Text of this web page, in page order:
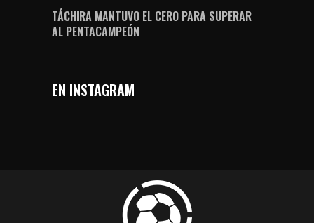
TÁCHIRA MANTUVO EL CERO PARA SUPERAR
AL PENTACAMPEÓN
EN INSTAGRAM